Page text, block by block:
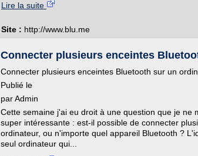
Lire la suite
Site : http://www.blu.me
Connecter plusieurs enceintes
Connecter plusieurs enceintes Bluetooth sur un
Publié le
par Admin
Cette semaine j'ai eu droit à une question que je ne
super intéressante : est-il possible de connecter
ordinateur, ou n'importe quel appareil Bluetooth ?
seul ordinateur qui...